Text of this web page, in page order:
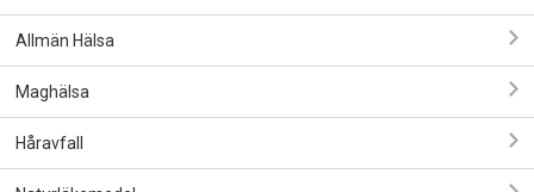
Allmän Hälsa
Maghälsa
Håravfall